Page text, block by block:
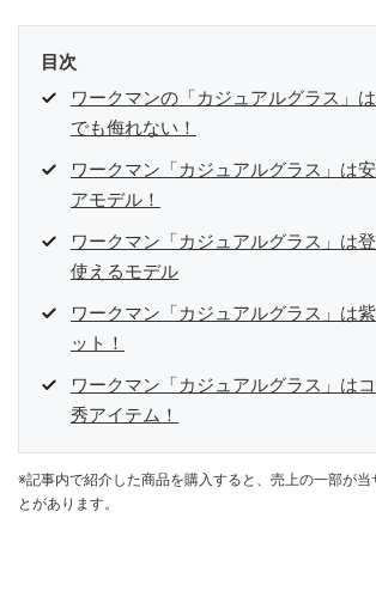
目次
ワークマンの「カジュアルグラス」
でも侮れない！
ワークマン「カジュアルグラス」は
アモデル！
ワークマン「カジュアルグラス」は
使えるモデル
ワークマン「カジュアルグラス」は
ット！
ワークマン「カジュアルグラス」は
秀アイテム！
※記事内で紹介した商品を購入すると、売上の一部が当
とがあります。